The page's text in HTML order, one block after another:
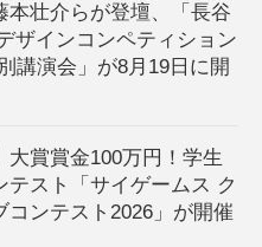
本壮介らが登壇、「長谷
ザインコンペティション
講演会」が8月19日に開
大賞賞金100万円！学生
テスト「サイゲームス ク
コンテスト2026」が開催